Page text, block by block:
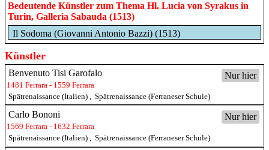
Bedeutende Künstler zum Thema Hl. Lucia von Syrakus in
Turin, Galleria Sabauda (1513)
Il Sodoma (Giovanni Antonio Bazzi) (1513)
Künstler
Nur hier
Benvenuto Tisi Garofalo
1481 Ferrara - 1559 Ferrara
Spätrenaissance (Italien) , Spätrenaissance (Ferraneser Schule)
Nur hier
Carlo Bononi
1569 Ferrara - 1632 Ferrara
Spätrenaissance (Italien) , Spätrenaissance (Ferraneser Schule)